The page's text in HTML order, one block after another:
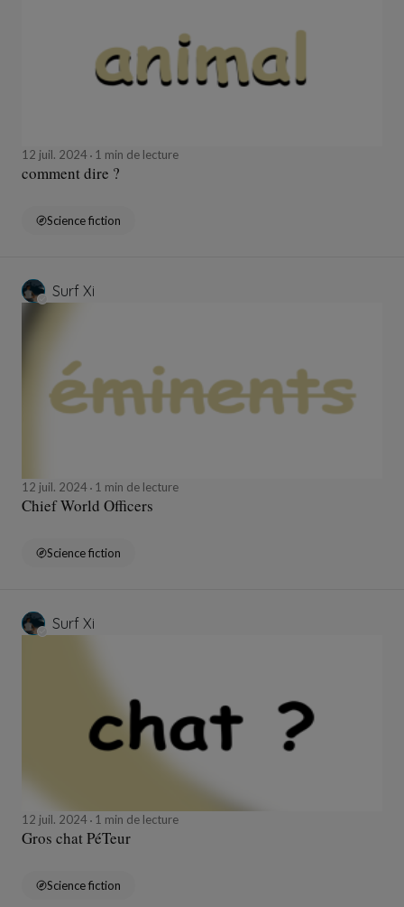
12 juil. 2024 1 min de lecture
comment dire ?
Science fiction
Surf Xi
12 juil. 2024 1 min de lecture
Chief World Officers
Science fiction
Surf Xi
12 juil. 2024 1 min de lecture
Gros chat PéTeur
Science fiction